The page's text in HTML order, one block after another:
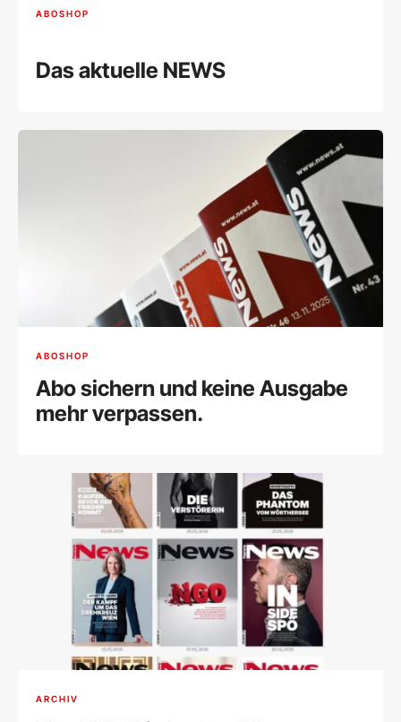
ABOSHOP
Das aktuelle NEWS
ABOSHOP
Abo sichern und keine Ausgabe
mehr verpassen.
ARCHIV